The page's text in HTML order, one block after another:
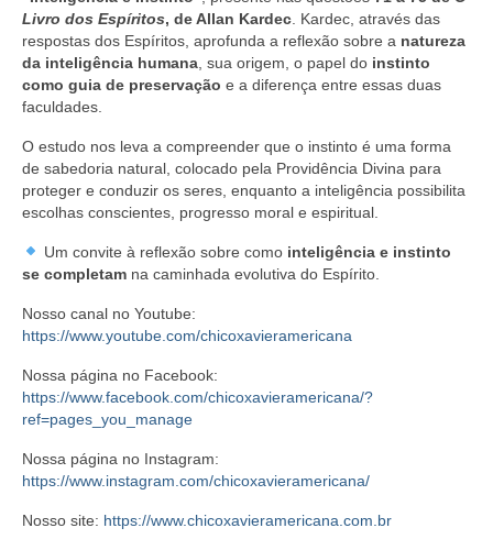
Livro dos Espíritos, de Allan Kardec . Kardec, através das
respostas dos Espíritos, aprofunda a reflexão sobre a natureza
da inteligência humana , sua origem, o papel do instinto
como guia de preservação e a diferença entre essas duas
faculdades.
O estudo nos leva a compreender que o instinto é uma forma
de sabedoria natural, colocado pela Providência Divina para
proteger e conduzir os seres, enquanto a inteligência possibilita
escolhas conscientes, progresso moral e espiritual.
Um convite à reflexão sobre como inteligência e instinto
se completam na caminhada evolutiva do Espírito.
Nosso canal no Youtube:
https://www.youtube.com/chicoxavieramericana
Nossa página no Facebook:
https://www.facebook.com/chicoxavieramericana/?
ref=pages_you_manage
Nossa página no Instagram:
https://www.instagram.com/chicoxavieramericana/
Nosso site: https://www.chicoxavieramericana.com.br